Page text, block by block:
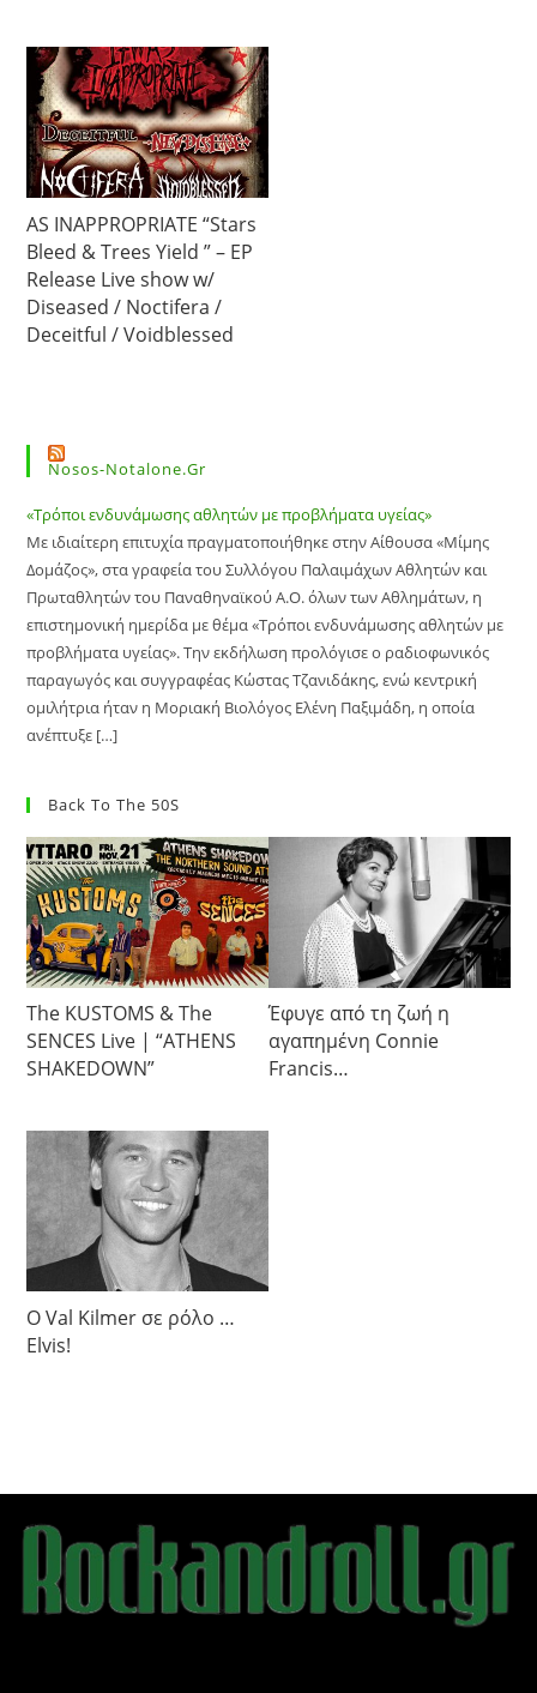
AS INAPPROPRIATE “Stars
Bleed & Trees Yield ” – EP
Release Live show w/
Diseased / Noctifera /
Deceitful / Voidblessed
Nosos-Notalone.gr
«Τρόποι ενδυνάμωσης αθλητών με προβλήματα υγείας»
Με ιδιαίτερη επιτυχία πραγματοποιήθηκε στην Αίθουσα «Μίμης
Δομάζος», στα γραφεία του Συλλόγου Παλαιμάχων Αθλητών και
Πρωταθλητών του Παναθηναϊκού Α.Ο. όλων των Αθλημάτων, η
επιστημονική ημερίδα με θέμα «Τρόποι ενδυνάμωσης αθλητών με
προβλήματα υγείας». Την εκδήλωση προλόγισε ο ραδιοφωνικός
παραγωγός και συγγραφέας Κώστας Τζανιδάκης, ενώ κεντρική
ομιλήτρια ήταν η Μοριακή Βιολόγος Ελένη Παξιμάδη, η οποία
ανέπτυξε […]
Back To The 50S
The KUSTOMS & The
SENCES Live | “ATHENS
SHAKEDOWN”
Έφυγε από τη ζωή η
αγαπημένη Connie
Francis…
Ο Val Kilmer σε ρόλο …
Elvis!